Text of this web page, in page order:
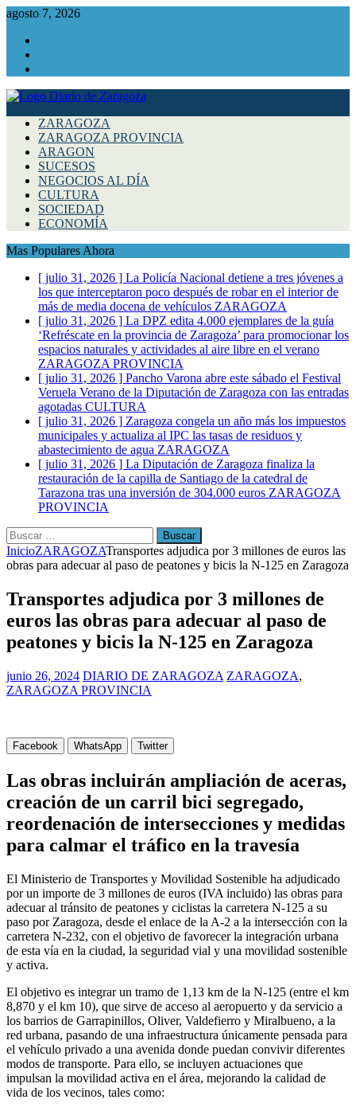
agosto 7, 2026
ZARAGOZA
ZARAGOZA PROVINCIA
ARAGON
SUCESOS
NEGOCIOS AL DÍA
CULTURA
SOCIEDAD
ECONOMÍA
Mas Populares Ahora
[ julio 31, 2026 ] La Policía Nacional detiene a tres jóvenes a
los que interceptaron poco después de robar en el interior de
más de media docena de vehículos ZARAGOZA
[ julio 31, 2026 ] La DPZ edita 4.000 ejemplares de la guía
‘Refréscate en la provincia de Zaragoza’ para promocionar los
espacios naturales y actividades al aire libre en el verano
ZARAGOZA PROVINCIA
[ julio 31, 2026 ] Pancho Varona abre este sábado el Festival
Veruela Verano de la Diputación de Zaragoza con las entradas
agotadas CULTURA
[ julio 31, 2026 ] Zaragoza congela un año más los impuestos
municipales y actualiza al IPC las tasas de residuos y
abastecimiento de agua ZARAGOZA
[ julio 31, 2026 ] La Diputación de Zaragoza finaliza la
restauración de la capilla de Santiago de la catedral de
Tarazona tras una inversión de 304.000 euros ZARAGOZA
PROVINCIA
Buscar:
InicioZARAGOZATransportes adjudica por 3 millones de euros las
obras para adecuar al paso de peatones y bicis la N-125 en Zaragoza
Transportes adjudica por 3 millones de
euros las obras para adecuar al paso de
peatones y bicis la N-125 en Zaragoza
junio 26, 2024 DIARIO DE ZARAGOZA ZARAGOZA,
ZARAGOZA PROVINCIA
Facebook WhatsApp Twitter
Las obras incluirán ampliación de aceras,
creación de un carril bici segregado,
reordenación de intersecciones y medidas
para calmar el tráfico en la travesía
El Ministerio de Transportes y Movilidad Sostenible ha adjudicado
por un importe de 3 millones de euros (IVA incluido) las obras para
adecuar al tránsito de peatones y ciclistas la carretera N-125 a su
paso por Zaragoza, desde el enlace de la A-2 a la intersección con la
carretera N-232, con el objetivo de favorecer la integración urbana
de esta vía en la ciudad, la seguridad vial y una movilidad sostenible
y activa.
El objetivo es integrar un tramo de 1,13 km de la N-125 (entre el km
8,870 y el km 10), que sirve de acceso al aeropuerto y da servicio a
los barrios de Garrapinillos, Oliver, Valdefierro y Miralbueno, a la
red urbana, pasando de una infraestructura únicamente pensada para
el vehículo privado a una avenida donde puedan convivir diferentes
modos de transporte. Para ello, se incluyen actuaciones que
impulsan la movilidad activa en el área, mejorando la calidad de
vida de los vecinos, tales como: